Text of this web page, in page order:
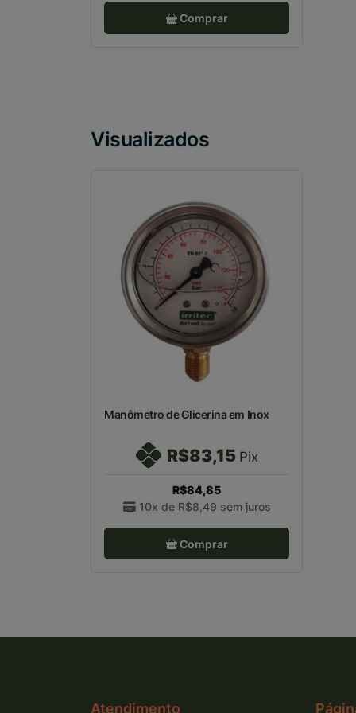
Comprar
Visualizados
Manômetro de Glicerina em Inox
R$83,15 Pix
R$84,85
10x de R$8,49 sem juros
Comprar
Atendimento